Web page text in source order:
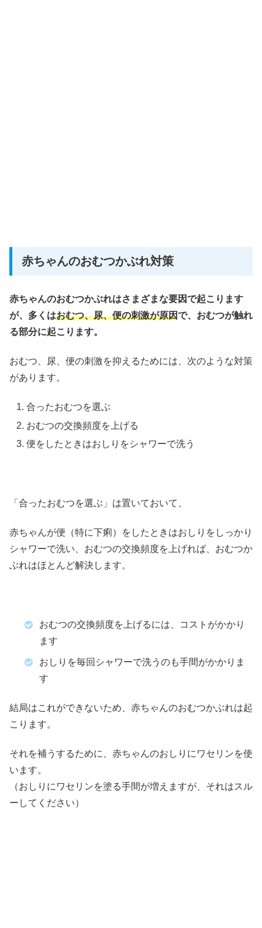
赤ちゃんのおむつかぶれ対策
赤ちゃんのおむつかぶれはさまざまな要因で起こります
が、多くはおむつ、尿、便の刺激が原因で、おむつが触れ
る部分に起こります。
おむつ、尿、便の刺激を抑えるためには、次のような対策
があります。
合ったおむつを選ぶ
おむつの交換頻度を上げる
便をしたときはおしりをシャワーで洗う
「合ったおむつを選ぶ」は置いておいて、
赤ちゃんが便（特に下痢）をしたときはおしりをしっかり
シャワーで洗い、おむつの交換頻度を上げれば、おむつか
ぶれはほとんど解決します。
おむつの交換頻度を上げるには、コストがかかり
ます
おしりを毎回シャワーで洗うのも手間がかかりま
す
結局はこれができないため、赤ちゃんのおむつかぶれは起
こります。
それを補うするために、赤ちゃんのおしりにワセリンを使
います。
（おしりにワセリンを塗る手間が増えますが、それはスル
ーしてください）